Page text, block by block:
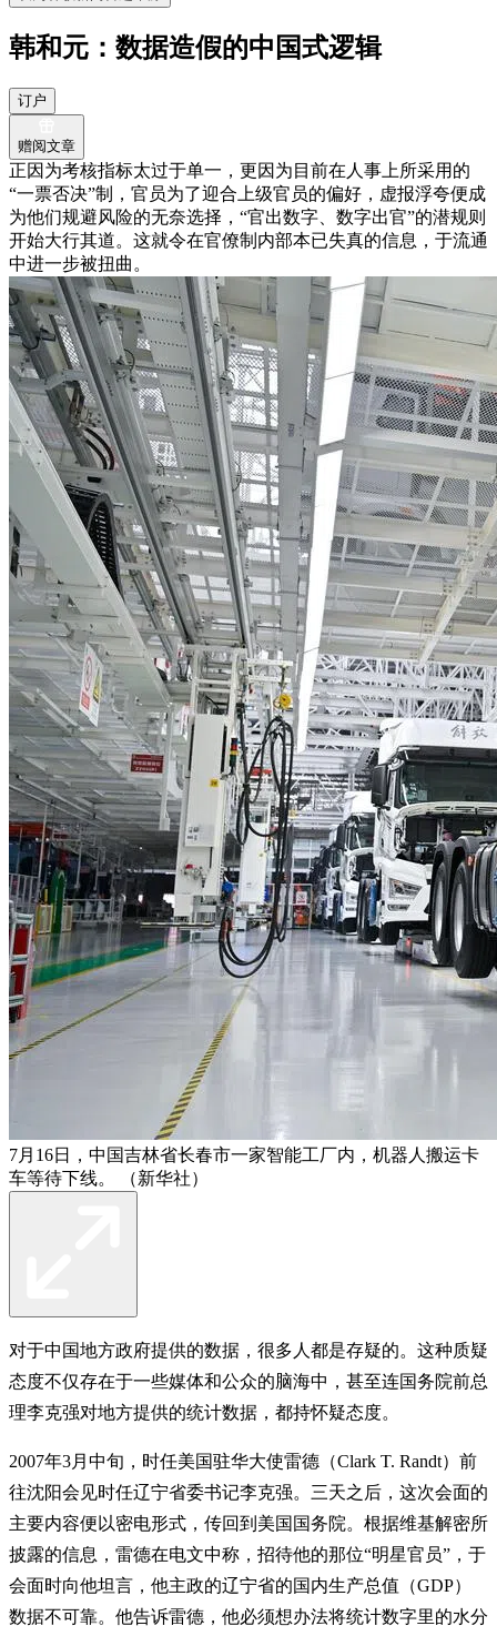
韩和元：数据造假的中国式逻辑
订户
赠阅文章
正因为考核指标太过于单一，更因为目前在人事上所采用的
“一票否决”制，官员为了迎合上级官员的偏好，虚报浮夸便成
为他们规避风险的无奈选择，“官出数字、数字出官”的潜规则
开始大行其道。这就令在官僚制内部本已失真的信息，于流通
中进一步被扭曲。
7月16日，中国吉林省长春市一家智能工厂内，机器人搬运卡
车等待下线。 （新华社）
对于中国地方政府提供的数据，很多人都是存疑的。这种质疑
态度不仅存在于一些媒体和公众的脑海中，甚至连国务院前总
理李克强对地方提供的统计数据，都持怀疑态度。
2007年3月中旬，时任美国驻华大使雷德（Clark T. Randt）前
往沈阳会见时任辽宁省委书记李克强。三天之后，这次会面的
主要内容便以密电形式，传回到美国国务院。根据维基解密所
披露的信息，雷德在电文中称，招待他的那位“明星官员”，于
会面时向他坦言，他主政的辽宁省的国内生产总值（GDP）
数据不可靠。他告诉雷德，他必须想办法将统计数字里的水分